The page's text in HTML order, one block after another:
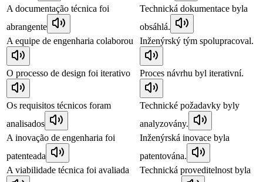
A documentação técnica foi
abrangente
Technická dokumentace byla
obsáhlá.
A equipe de engenharia colaborou
Inženýrský tým spolupracoval.
O processo de design foi iterativo Proces návrhu byl iterativní.
Os requisitos técnicos foram
analisados
Technické požadavky byly
analyzovány.
A inovação de engenharia foi
patenteada
Inženýrská inovace byla
patentována.
A viabilidade técnica foi avaliada
Technická proveditelnost byla